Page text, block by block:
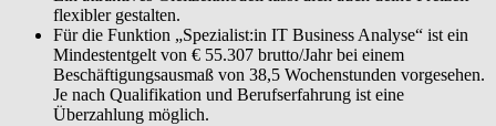
flexibler gestalten.
Für die Funktion „Spezialist:in IT Business Analyse“ ist ein
Mindestentgelt von € 55.307 brutto/Jahr bei einem
Beschäftigungsausmaß von 38,5 Wochenstunden vorgesehen.
Je nach Qualifikation und Berufserfahrung ist eine
Überzahlung möglich.